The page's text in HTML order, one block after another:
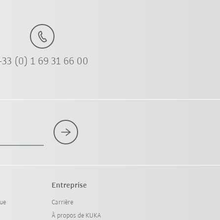
(0) 1 69 31 66 00
Entreprise
Carrière
À propos de KUKA